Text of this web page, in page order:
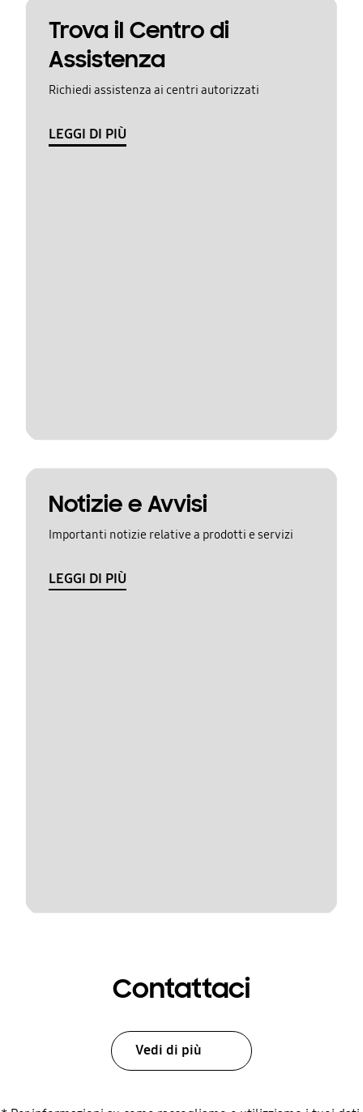
Trova il Centro di
Assistenza
Richiedi assistenza ai centri autorizzati
LEGGI DI PIÙ
Notizie e Avvisi
Importanti notizie relative a prodotti e servizi
LEGGI DI PIÙ
Contattaci
Vedi di più